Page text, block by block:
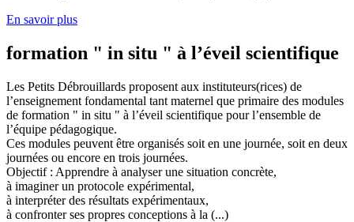
En savoir plus
formation " in situ " à l’éveil scientifique
Les Petits Débrouillards proposent aux instituteurs(rices) de
l’enseignement fondamental tant maternel que primaire des modules
de formation " in situ " à l’éveil scientifique pour l’ensemble de
l’équipe pédagogique.
Ces modules peuvent être organisés soit en une journée, soit en deux
journées ou encore en trois journées.
Objectif : Apprendre à analyser une situation concrète,
à imaginer un protocole expérimental,
à interpréter des résultats expérimentaux,
à confronter ses propres conceptions à la (...)